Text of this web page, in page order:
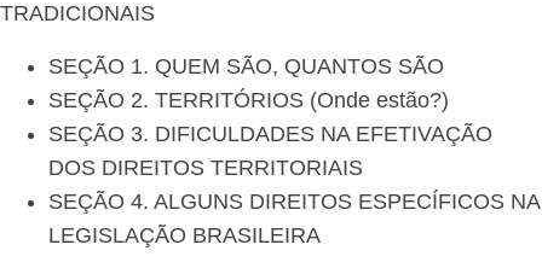
TRADICIONAIS
SEÇÃO 1. QUEM SÃO, QUANTOS SÃO
SEÇÃO 2. TERRITÓRIOS (Onde estão?)
SEÇÃO 3. DIFICULDADES NA EFETIVAÇÃO
DOS DIREITOS TERRITORIAIS
SEÇÃO 4. ALGUNS DIREITOS ESPECÍFICOS NA
LEGISLAÇÃO BRASILEIRA